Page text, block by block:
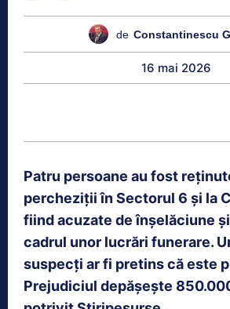
de Constantinescu
16 mai 2026
Patru persoane au fost
percheziții în Sectorul 6 și la
fiind acuzate de înșelăciune
cadrul unor lucrări funerare.
suspecți ar fi pretins că este
Prejudiciul depășește